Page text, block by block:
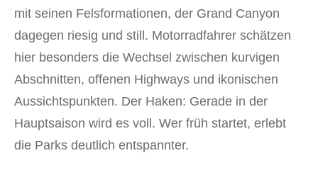
mit seinen Felsformationen, der Grand Canyon
dagegen riesig und still. Motorradfahrer schätzen
hier besonders die Wechsel zwischen kurvigen
Abschnitten, offenen Highways und ikonischen
Aussichtspunkten. Der Haken: Gerade in der
Hauptsaison wird es voll. Wer früh startet, erlebt
die Parks deutlich entspannter.